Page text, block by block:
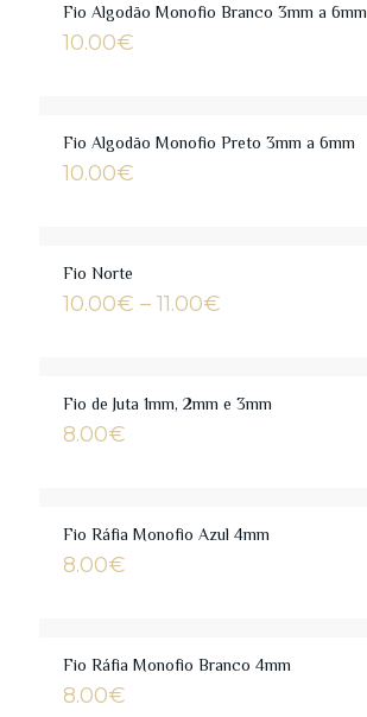
Fio Algodão Monofio Branco 3mm a 6mm
10.00€
Fio Algodão Monofio Preto 3mm a 6mm
10.00€
Fio Norte
10.00€ – 11.00€
11.00€
Fio de Juta 1mm, 2mm e 3mm
8.00€
Fio Ráfia Monofio Azul 4mm
8.00€
Fio Ráfia Monofio Branco 4mm
8.00€